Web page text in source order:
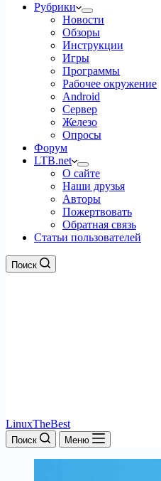
Рубрики
Новости
Обзоры
Инструкции
Игры
Программы
Рабочее окружение
Android
Сервер
Железо
Опросы
Форум
LTB.net
О сайте
Наши друзья
Авторы
Пожертвовать
Обратная связь
Статьи пользователей
Поиск
LinuxTheBest
Поиск Меню